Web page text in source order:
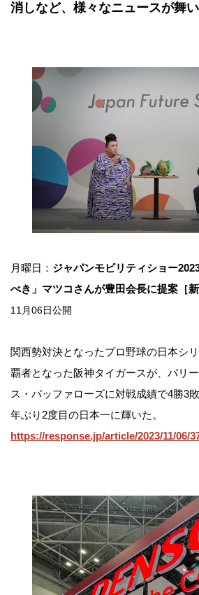
消しなど、様々なニュースが舞い
月曜日： ジャパンモビリティショー
べき」マツコさんが豊田会長に提案［新
11月06日公開
関西勢対決となったプロ野球の日本シ
覇者となった阪神タイガースが、パリ
ス・バッファローズに対戦成績で4勝3
年ぶり2度目の日本一に輝いた。
https://response.jp/article/2023/11/06/